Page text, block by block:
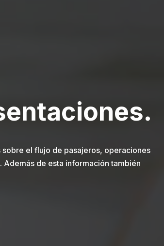
.
el flujo de pasajeros, operaciones
de esta información también